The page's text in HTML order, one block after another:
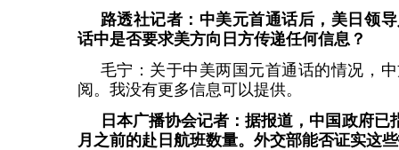
路透社记者：中美元首通话后，美日领
话中是否要求美方向日方传递任何信息？
毛宁：关于中美两国元首通话的情况，
阅。我没有更多信息可以提供。
日本广播协会记者：据报道，中国政府
月之前的赴日航班数量。外交部能否证实这